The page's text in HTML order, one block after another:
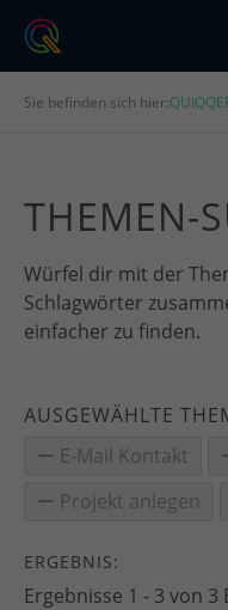
Sie befinden sich hier:
THEMEN-
Würfel dir mit der
Schlagwörter
einfacher zu finden.
AUSGEWÄHLTE
E-Mail Kontakt
Projekt anlegen
ERGEBNIS:
Ergebnisse 1 - 3 von 3